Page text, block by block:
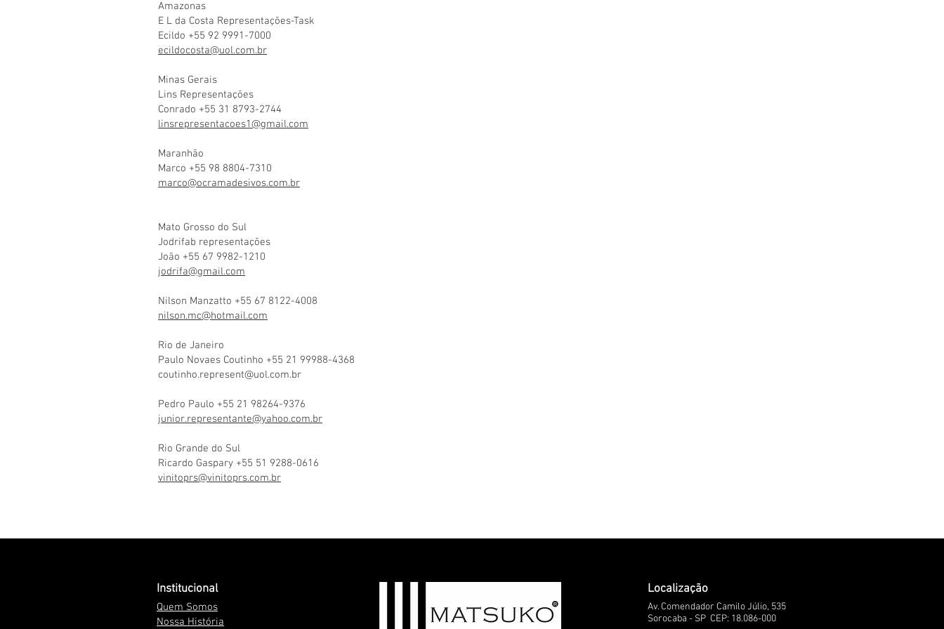
Amazonas
E L da Costa Representações-Task
Ecildo +55 92 9991-7000
ecildocosta@uol.com.br
Minas Gerais
Lins Representações
Conrado +55 31 8793-2744
linsrepresentacoes1@gmail.com
Maranhão
Marco +55 98 8804-7310
marco@ocramadesivos.com.br
Mato Grosso do Sul
Jodrifab representações
João +55 67 9982-1210
jodrifa@gmail.com
Nilson Manzatto +55 67 8122-4008
nilson.mc@hotmail.com
Rio de Janeiro
Paulo Novaes Coutinho +55 21 99988-4368
coutinho.represent@uol.com.br
Pedro Paulo +55 21 98264-9376
junior.representante@yahoo.com.br
Rio Grande do Sul
Ricardo Gaspary +55 51 9288-0616
vinitoprs@vinitoprs.com.br
Institucional
Quem Somos
Nossa História
Localização
Av. Comendador Camilo Júlio, 535
Sorocaba - SP CEP: 18.086-000